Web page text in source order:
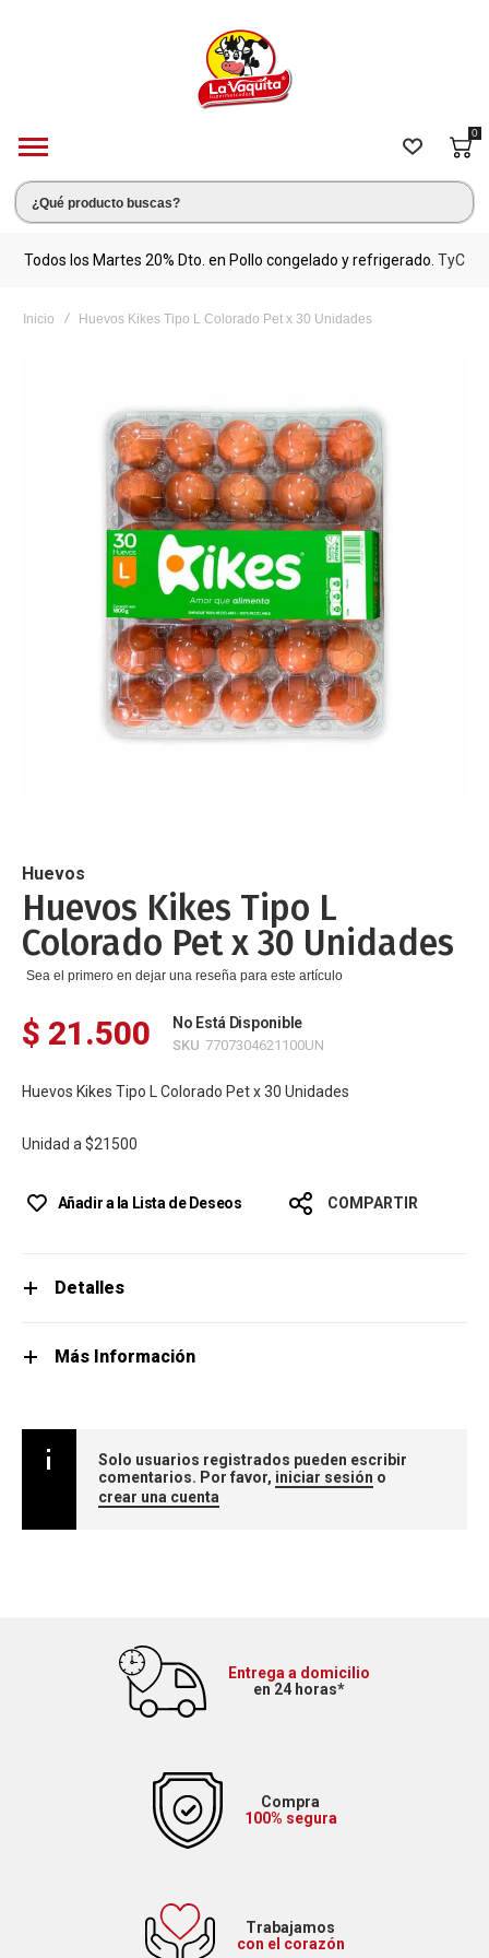
0
Todos los Martes 20% Dto. en Pollo congelado y refrigerado. TyC
Inicio Huevos Kikes Tipo L Colorado Pet x 30 Unidades
de
la
galería
de
imágenes
Huevos
Huevos Kikes Tipo L
Colorado Pet x 30 Unidades
Sea el primero en dejar una reseña para este artículo
$ 21.500 No Está Disponible
SKU 7707304621100UN
Huevos Kikes Tipo L Colorado Pet x 30 Unidades
Unidad a $21500
Añadir a la Lista de Deseos COMPARTIR
Detalles
Más Información
Solo usuarios registrados pueden escribir
comentarios. Por favor, iniciar sesión o
crear una cuenta
Entrega a domicilio
en 24 horas*
Compra
100% segura
Trabajamos
con el corazón